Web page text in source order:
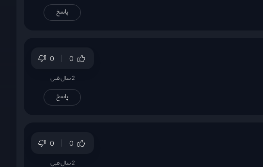
پاسخ
0 0
2 سال قبل
پاسخ
0 0
2 سال قبل